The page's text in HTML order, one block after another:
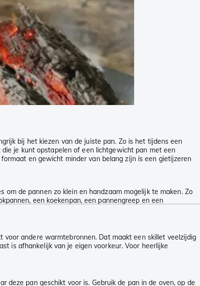
bij het kiezen van de juiste pan. Zo is het tijdens een
je kunt opstapelen of een lichtgewicht pan met een
en gewicht minder van belang zijn is een gietijzeren
om de pannen zo klein en handzaam mogelijk te maken. Zo
een koekenpan, een pannengreep en een
andere warmtebronnen. Dat maakt een skillet veelzijdig
is afhankelijk van je eigen voorkeur. Voor heerlijke
pan geschikt voor is. Gebruik de pan in de oven, op de